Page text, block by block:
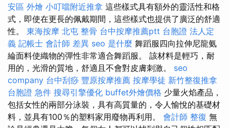
安區 外燴 小叮噹附近推拿 這些樣式具有額外的靈活性和格
式，即使在更長的佩戴期間，這些樣式也提供了廣泛的舒適
性。 東海按摩 北屯 整骨 台中按摩推薦ptt 台胞證 法人定
義 記帳士 會計師 差異 seo 是什麼 舞蹈服四向拉伸尼龍氨
綸面料使織物的彈性非常適合舞蹈服。 該材料是輕巧，耐
用的，光滑的質地，舒適且不會對皮膚刺激。 seo
company 台中刮痧 豐原按摩推薦 按摩學徒 新竹整復推拿
台胞證 急件 搜尋引擎優化 buffet外燴價格 少量火焰產品，
包括女性的兩部分泳裝，具有高質量的，令人愉悅的基礎材
料，並具有100％的塑料家用廢物再利用。 會計師 整復 無